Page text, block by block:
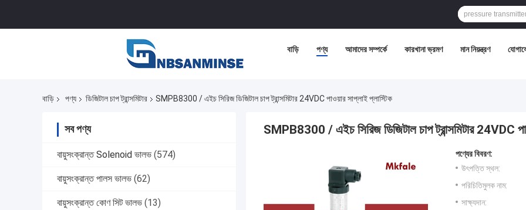
বাড়ি পণ্য আমাদের সম্পর্কে কারখানা ভ্রমণ মান নিয়ন্ত্রণ
বাড়ি পণ্য ডিজিটাল চাপ ট্রান্সমিটার SMPB8300 / এইচ সিরিজ ডিজিটাল চাপ ট্রান্সমিটার 24VDC পাওয়ার সাপ্লাই প্লাস্টিক
সব পণ্য
বায়ুসংক্রান্ত Solenoid ভালভ (574)
বায়ুসংক্রান্ত পালস ভালভ (62)
বায়ুসংক্রান্ত কোণ সিট ভালভ (13)
SMPB8300 / এইচ সিরিজ ডিজিটাল চাপ ট্রান্সমিটার 24VDC
পণ্যের বিবরণ:
উৎপত্তি স্থল:
পরিচিতিমুলক নাম:
সাক্ষ্যদান: